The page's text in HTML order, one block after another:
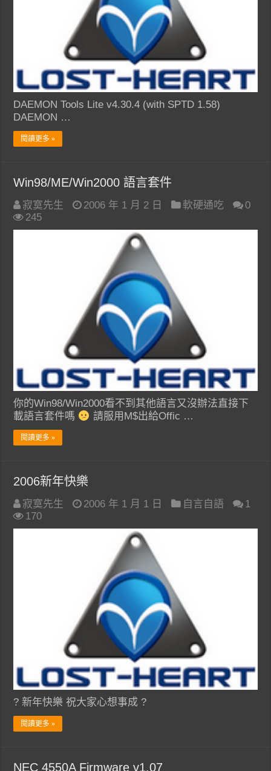
DAEMON Tools Lite v4.30.4 (with SPTD 1.58)
DAEMON …
閱讀更多 »
Win98/ME/Win2000 語言套件
寂寞先生 2006 年 1 月 2 日 軟硬通吃
0
245
你的Win98/Win2000看不到其他語言又沒辦法直接下
載語言套件嗎
請服用M$出給Offic …
閱讀更多 »
2006新年快樂
寂寞先生 2006 年 1 月 1 日 自言自語
1
170
? 新年快樂 祝大家心想事成 ?
閱讀更多 »
NEC 4550A Firmware v1.07